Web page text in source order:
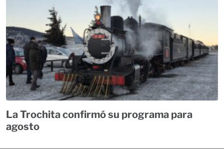
La Trochita confirmó su programa para
agosto